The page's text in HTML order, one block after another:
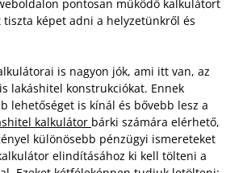
pontosan működő kalkulátort
képet adni a helyzetünkről és
is nagyon jók, ami itt van, az
lakáshitel konstrukciókat. Ennek
lehetőséget is kínál és bővebb lesz a
kalkulátor bárki számára elérhető,
különösebb pénzügyi ismereteket
elindításához ki kell tölteni a